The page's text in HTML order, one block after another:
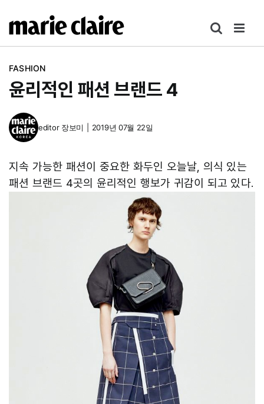
텐
FASHION
윤리적인 패션 브랜드 4
editor 장보미 2019년 07월 22일
지속 가능한 패션이 중요한 화두인 오늘날, 의식 있는
패션 브랜드 4곳의 윤리적인 행보가 귀감이 되고 있다.